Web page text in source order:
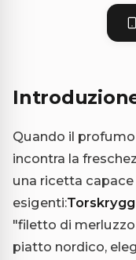
Quando il
incontra la
una ricetta
esigenti:
"filetto di
piatto nordico,